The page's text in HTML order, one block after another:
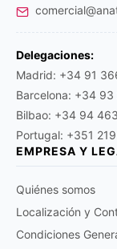
Delegaciones:
Madrid: +34 91
Barcelona: +34
Bilbao: +34 94
Portugal: +351
EMPRESA Y
Quiénes somos
Localización y
Condiciones